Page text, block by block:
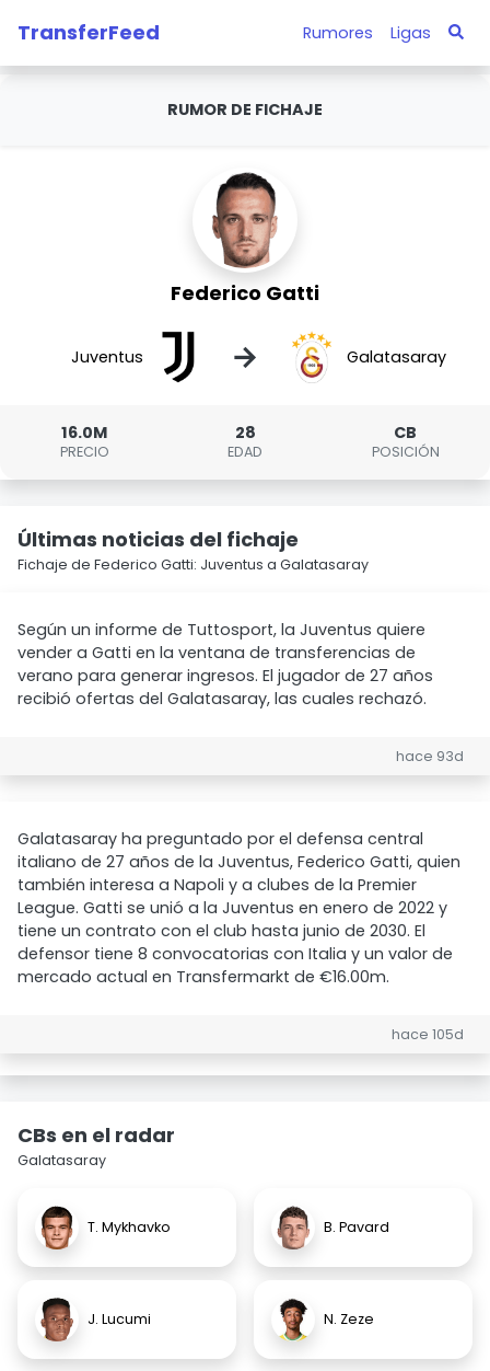
TransferFeed Rumores Ligas
RUMOR DE FICHAJE
Federico Gatti
Juventus → Galatasaray
16.0M
PRECIO
28
EDAD
CB
POSICIÓN
Últimas noticias del fichaje
Fichaje de Federico Gatti: Juventus a Galatasaray
Según un informe de Tuttosport, la Juventus quiere
vender a Gatti en la ventana de transferencias de
verano para generar ingresos. El jugador de 27 años
recibió ofertas del Galatasaray, las cuales rechazó.
hace 93d
Galatasaray ha preguntado por el defensa central
italiano de 27 años de la Juventus, Federico Gatti, quien
también interesa a Napoli y a clubes de la Premier
League. Gatti se unió a la Juventus en enero de 2022 y
tiene un contrato con el club hasta junio de 2030. El
defensor tiene 8 convocatorias con Italia y un valor de
mercado actual en Transfermarkt de €16.00m.
hace 105d
CBs en el radar
Galatasaray
T. Mykhavko B. Pavard
J. Lucumi N. Zeze